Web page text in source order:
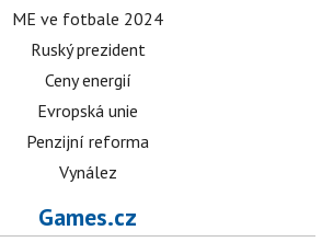
ME ve fotbale 2024
Ruský prezident
Ceny energií
Evropská unie
Penzijní reforma
Vynález
Games.cz